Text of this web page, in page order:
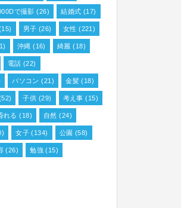
で撮影 (26) 結婚式 (17)
男子 (26) 女性 (221)
沖縄 (16) 綺麗 (18)
電話 (22)
パソコン (21) 金髪 (18)
子供 (29) 考え事 (15)
れる (18) 自然 (24)
女子 (134) 公園 (58)
(26) 勉強 (15)